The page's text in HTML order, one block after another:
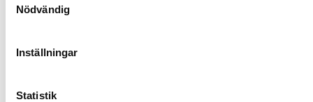
Nödvändig
Inställningar
Statistik
Nargesa
Copyright 2026 Stanstek AB